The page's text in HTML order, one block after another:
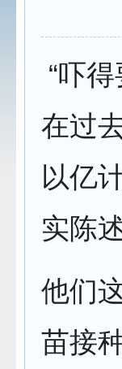
“吓
在过
以亿
实陈述
他们
苗接